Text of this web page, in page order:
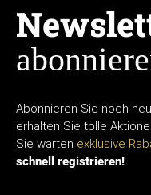
Abonnieren Sie noch
erhalten Sie tolle
Sie warten exklusive
schnell registrieren!